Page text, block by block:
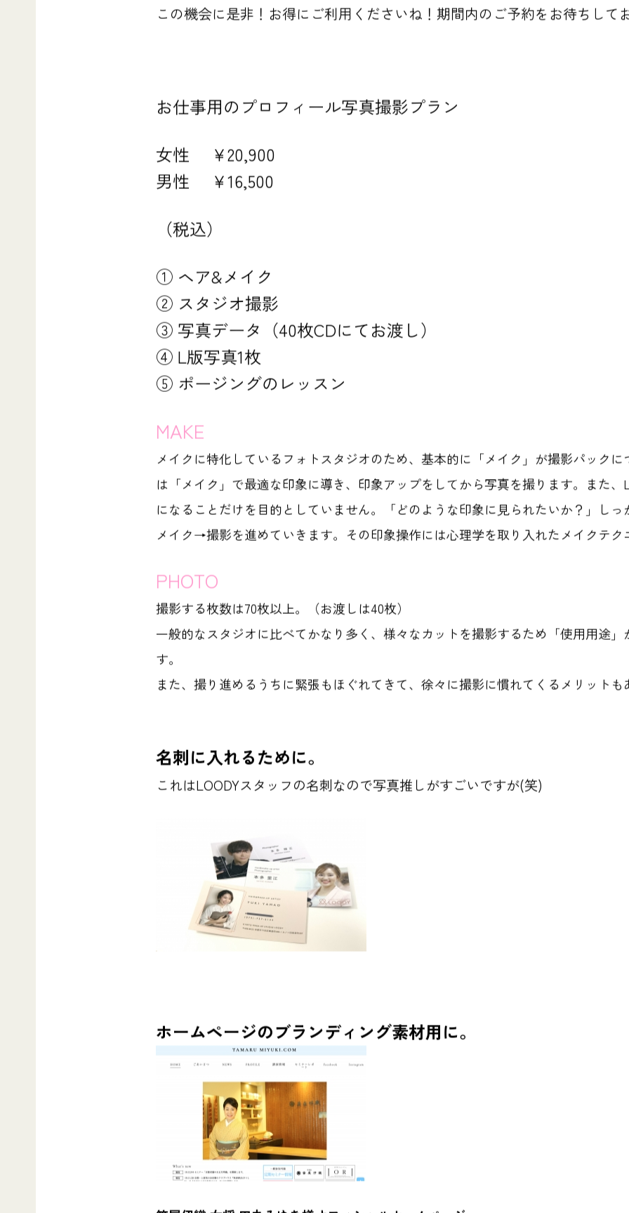
この機会に是非！お得にご利用くださいね！期間内のご予約をお待ちして
お仕事用のプロフィール写真撮影プラン
女性 ¥20,900
男性 ¥16,500
（税込）
① ヘア&メイク
② スタジオ撮影
③ 写真データ（40枚CDにてお渡し）
④ L版写真1枚
⑤ ポージングのレッスン
MAKE
メイクに特化しているフォトスタジオのため、基本的に「メイク」が撮影パック
は「メイク」で最適な印象に導き、印象アップをしてから写真を撮ります。また、
になることだけを目的としていません。「どのような印象に見られたいか？」しっ
メイク→撮影を進めていきます。その印象操作には心理学を取り入れたメイクテク
PHOTO
撮影する枚数は70枚以上。（お渡しは40枚）
一般的なスタジオに比べてかなり多く、様々なカットを撮影するため 「使用用途
す。
また、撮り進めるうちに緊張もほぐれてきて、徐々に撮影に慣れてくるメリットも
名刺に入れるために。
これはLOODYスタッフの名刺なので写真推しがすごいですが(笑)
ホームページのブランディング素材用に。